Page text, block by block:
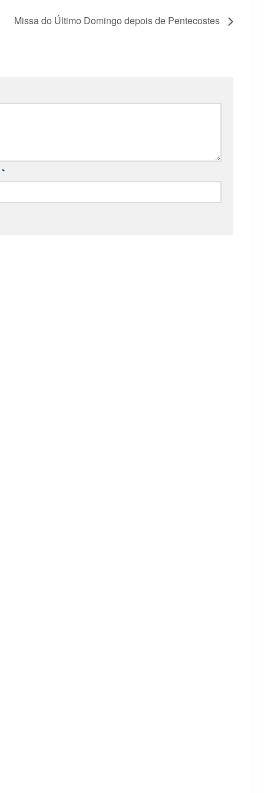
Missa do Último Domingo depois de Pentecostes
*